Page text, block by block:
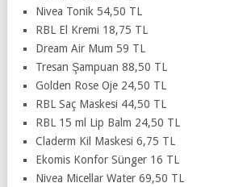
Nivea Tonik 54,50 TL
RBL El Kremi 18,75 TL
Dream Air Mum 59 TL
Tresan Şampuan 88,50 TL
Golden Rose Oje 24,50 TL
RBL Saç Maskesi 44,50 TL
RBL 15 ml Lip Balm 24,50 TL
Claderm Kil Maskesi 6,75 TL
Ekomis Konfor Sünger 16 TL
Nivea Micellar Water 69,50 TL